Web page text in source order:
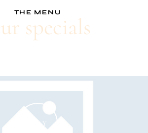
THE MENU
specials
PLAY